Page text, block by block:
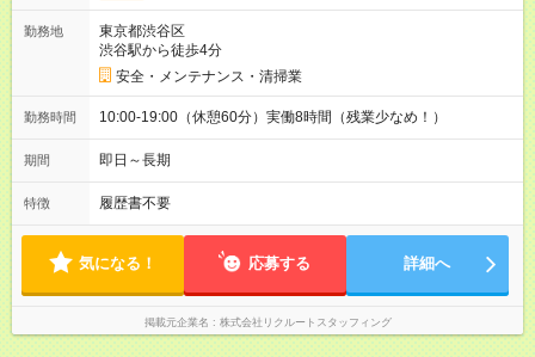
勤務地
東京都渋谷区
渋谷駅から徒歩4分
安全・メンテナンス・清掃業
勤務時間 10:00-19:00（休憩60分）実働8時間（残業少なめ！）
期間 即日～長期
特徴 履歴書不要
気になる！ 応募する 詳細へ
掲載元企業名 株式会社リクルートスタッフィング